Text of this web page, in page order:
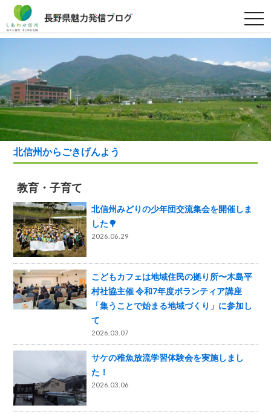
t
o
g
e
n
a
v
i
g
a
t
i
o
北信州からごきげんよう
教育・子育て
北信州みどりの少年団交流集会を開催しま
した🌳
2026.06.29
こどもカフェは地域住民の拠り所〜木島平
村社協主催 令和7年度ボランティア講座
「集うことで始まる地域づくり」に参加し
て
2026.03.07
サケの稚魚放流学習体験会を実施しまし
た！
2026.03.06